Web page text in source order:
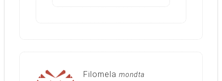
Filomela mondta